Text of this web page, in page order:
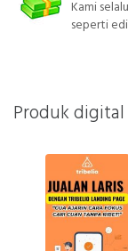
Kami
seperti
Produk digital